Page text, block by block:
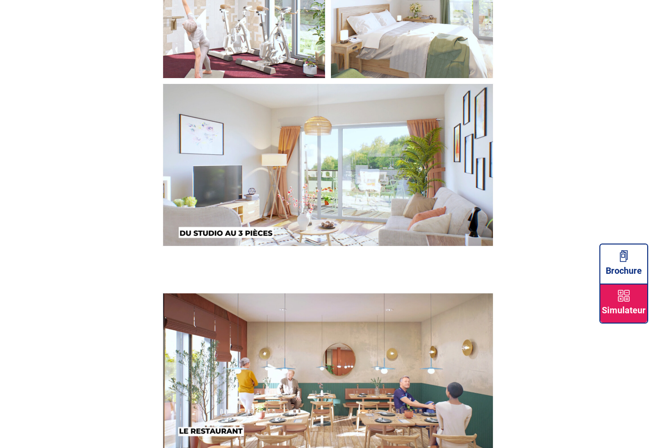
Brochure
Simulateur